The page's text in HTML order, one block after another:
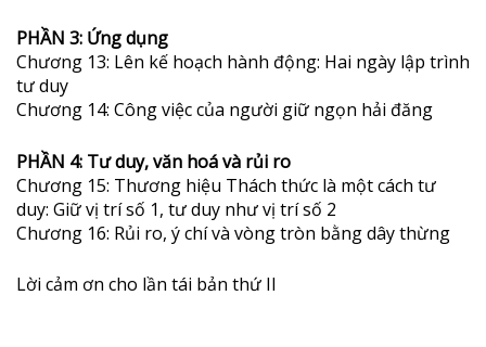
PHẦN 3: Ứng dụng
Chương 13: Lên kế hoạch hành động: Hai ngày lập trình
tư duy
Chương 14: Công việc của người giữ ngọn hải đăng
PHẦN 4: Tư duy, văn hoá và rủi ro
Chương 15: Thương hiệu Thách thức là một cách tư
duy: Giữ vị trí số 1, tư duy như vị trí số 2
Chương 16: Rủi ro, ý chí và vòng tròn bằng dây thừng
Lời cảm ơn cho lần tái bản thứ II